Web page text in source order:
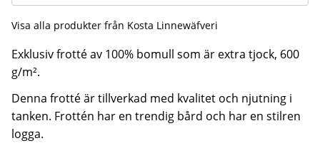
Visa alla produkter från Kosta Linnewäfveri
Exklusiv frotté av 100% bomull som är extra tjock, 600
g/m².
Denna frotté är tillverkad med kvalitet och njutning i
tanken. Frottén har en trendig bård och har en stilren
logga.